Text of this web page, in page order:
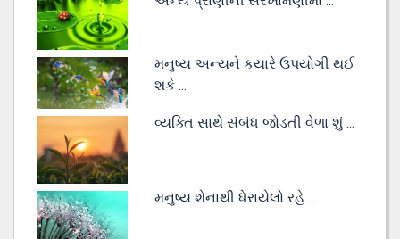
મનુષ્ય અન્યને કયારે ઉપયોગી થઈ
શકે ...
વ્યક્તિ સાથે સંબંધ જોડતી વેળા શું ...
મનુષ્ય શેનાથી ધેરાયેલો રહે ...